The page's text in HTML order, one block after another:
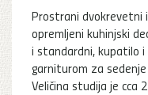
Prostrani
opremljeni kuhinjski
i standardni, kupatilo
garniturom za
Veličina studija je cca